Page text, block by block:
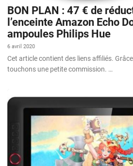
BON PLAN : 47 € de
l’enceinte Amazon Echo
ampoules Philips Hue
6 avril 2020
Cet article contient des liens affiliés.
touchons une petite commission. …